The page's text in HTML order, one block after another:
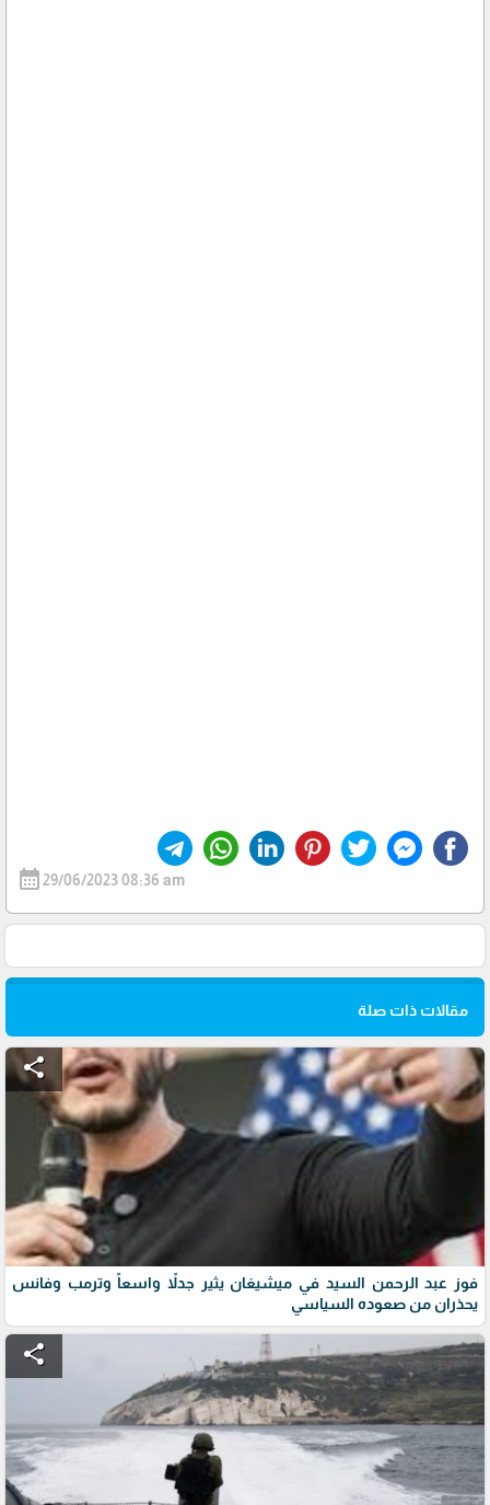
calendar_month29/06/2023 08:36 am
مقالات ذات صلة
share
فوز عبد الرحمن السيد في ميشيغان يثير جدلاً واسعاً وترمب وفانس
يحذران من صعوده السياسي
share